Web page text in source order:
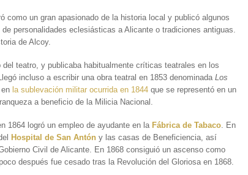
como un gran apasionado de la historia local y publicó algunos
personalidades eclesiásticas a Alicante o tradiciones antiguas.
de Alcoy.
del teatro, y publicaba habitualmente críticas teatrales en los
incluso a escribir una obra teatral en 1853 denominadaLos
la sublevación militar ocurrida en 1844 que se representó en un
a beneficio de la Milicia Nacional.
1864 logró un empleo de ayudante en la Fábrica de Tabaco. En
Hospital de San Antón y las casas de Beneficiencia, así
Civil de Alicante. En 1868 consiguió un ascenso como
después fue cesado tras la Revolución del Gloriosa en 1868.